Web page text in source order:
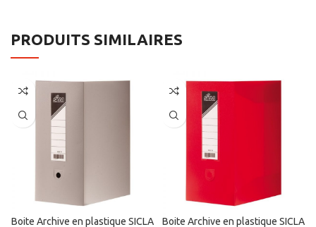
PRODUITS SIMILAIRES
Boite Archive en plastique SICLA
Boite Archive en plastique SICLA